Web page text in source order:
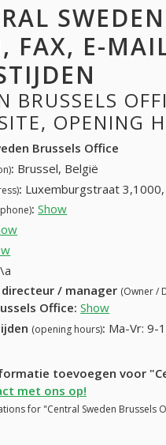
FAX, E-
OPENING
Brussels Office
: Brussel, België
: Luxemburgstraat
: Show
directeur / manager (Owner /
Office: Show
(opening hours): Ma-Vr: 9-
toevoegen voor
met ons op!
for "Central Sweden Brussels